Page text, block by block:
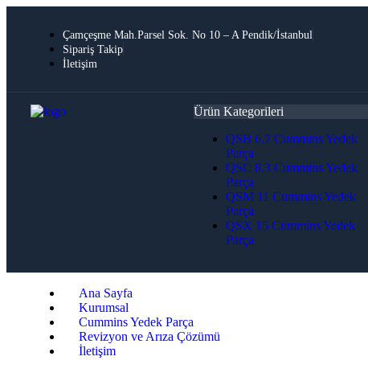
Çamçeşme Mah.Parsel Sok. No 10 – A Pendik/İstanbul
Sipariş Takip
İletişim
Ürün Kategorileri
QSB 6.7 Cummins Yedek
Parça
QSC 8.3 Cummins Yedek
Parça
QSM 11 Cummins Yedek
Parça
QSX 15 Cummins Yedek
Parça
Ana Sayfa
Kurumsal
Cummins Yedek Parça
Revizyon ve Arıza Çözümü
İletişim